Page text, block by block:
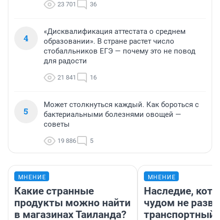
23 701 36
4
«Дисквалификация аттестата о среднем
образовании». В стране растет число
стобалльников ЕГЭ — почему это не повод
для радости
21 841 16
5
Может столкнуться каждый. Как бороться с
бактериальными болезнями овощей —
советы
19 886 5
МНЕНИЕ
Какие странные
продукты можно найти
в магазинах Таиланда?
МНЕНИЕ
Наследие,
чудом не
транспортный